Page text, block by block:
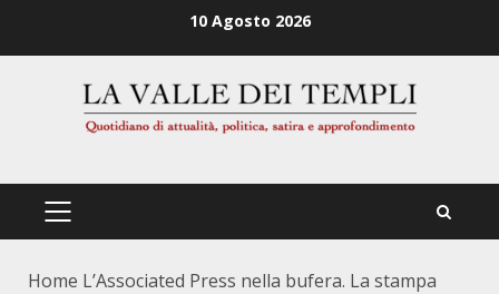
10 Agosto 2026
PRIMÄRES
Home L’Associated Press nella bufera. La stampa